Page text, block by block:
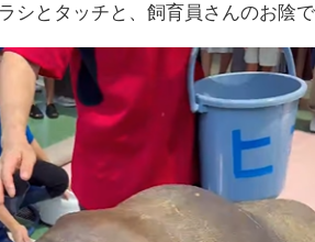
とタッチと、飼育員さんのお陰